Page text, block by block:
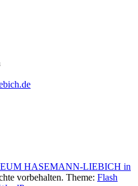
HASEMANN-LIEBICH in
vorbehalten. Theme: Flash